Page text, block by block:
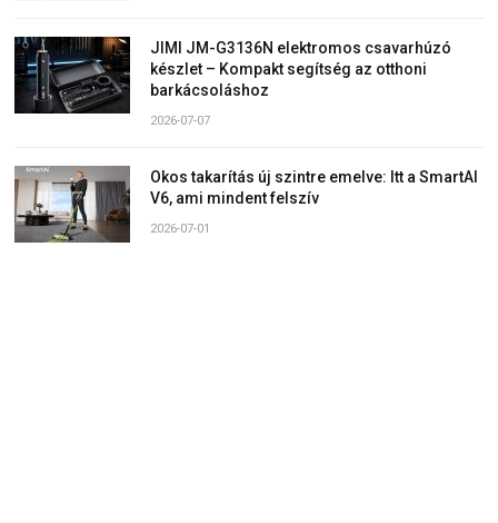
JIMI JM-G3136N elektromos csavarhúzó
készlet – Kompakt segítség az otthoni
barkácsoláshoz
2026-07-07
Okos takarítás új szintre emelve: Itt a SmartAI
V6, ami mindent felszív
2026-07-01